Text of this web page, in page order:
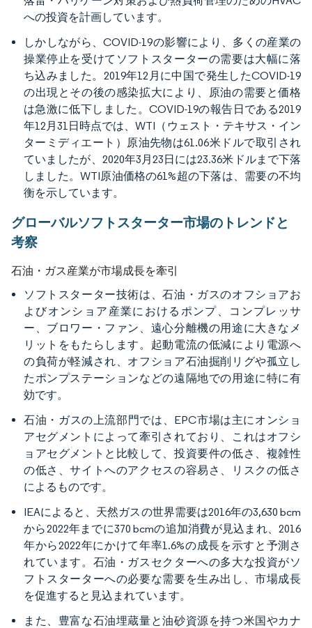
への投資を計画しています。
しかしながら、COVID-19の影響により、多くの産業の
操業停止を受けてソフトスターターの需要は大幅に落
ち込みました。2019年12月に中国で発生したCOVID-19
の出現とその後の感染拡大により、原油の需要と価格
は急激に低下しました。COVID-19の報告日である2019
年12月31日時点では、WTI（ウェスト・テキサス・イン
ターミディエート）原油先物は61.06米ドルで取引され
ていましたが、2020年3月23日には23.36米ドルまで下落
しました。WTI原油価格の61%超の下落は、需要の不均
衡を示しています。
グローバルソフトスターター市場のトレンドと
考察
石油・ガス産業が市場成長を牽引
ソフトスターター技術は、石油・ガスのオフショアお
よびオンショア産業におけるポンプ、コンプレッサ
ー、ブロワー・ファン、遠心分離機の用途に大きなメ
リットをもたらします。起動電流の低減により電源へ
の負荷が軽減され、オフショア石油掘削リグや孤立し
たポンプステーションなどの遠隔地での用途に特に有
効です。
石油・ガスの上流部門では、EPC市場は主にオンショ
アセグメントによって牽引されており、これはオフシ
ョアセグメントと比較して、投資要件の低さ、複雑性
の低さ、サイトへのアクセスの容易さ、リスクの低さ
によるものです。
IEAによると、天然ガスの世界需要は2016年の3,630 bcm
から2022年までに370 bcmの追加消費が見込まれ、2016
年から2022年にかけて年率1.6%の成長を示すと予測さ
れています。石油・ガスセクターへの多大な投資がソ
フトスターターへの必要な需要を生み出し、市場成長
を促進すると見込まれています。
また、豊富な石油埋蔵量と油砂資源を持つ米国やカナ